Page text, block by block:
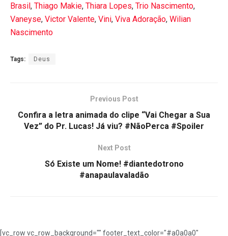
Brasil, Thiago Makie, Thiara Lopes, Trio Nascimento,
Vaneyse, Victor Valente, Vini, Viva Adoração, Wilian
Nascimento
Tags: Deus
Previous Post
Confira a letra animada do clipe “Vai Chegar a Sua
Vez” do Pr. Lucas! Já viu? #NãoPerca #Spoiler
Next Post
Só Existe um Nome! #diantedotrono
#anapaulavaladão
[vc_row vc_row_background="" footer_text_color="#a0a0a0"